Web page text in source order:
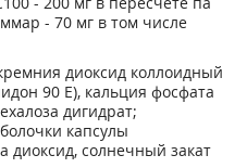
- 70 мг в том числе
диоксид коллоидный
90 Е), кальция фосфата
дигидрат;
капсулы
диоксид, солнечный закат